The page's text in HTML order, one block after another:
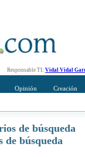
Responsable TI: Vidal Vidal
Opinión Creación
de búsqueda
búsqueda